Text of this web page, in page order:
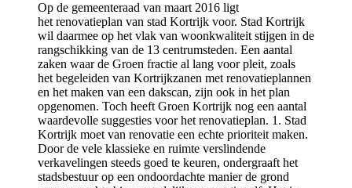
Op de gemeenteraad van maart 2016 ligt
het renovatieplan van stad Kortrijk voor. Stad Kortrijk
wil daarmee op het vlak van woonkwaliteit stijgen in de
rangschikking van de 13 centrumsteden. Een aantal
zaken waar de Groen fractie al lang voor pleit, zoals
het begeleiden van Kortrijkzanen met renovatieplannen
en het maken van een dakscan, zijn ook in het plan
opgenomen. Toch heeft Groen Kortrijk nog een aantal
waardevolle suggesties voor het renovatieplan. 1. Stad
Kortrijk moet van renovatie een echte prioriteit maken.
Door de vele klassieke en ruimte verslindende
verkavelingen steeds goed te keuren, ondergraaft het
stadsbestuur op een ondoordachte manier de grond